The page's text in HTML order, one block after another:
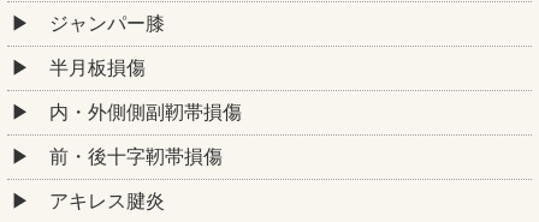
ジャンパー膝
半月板損傷
内・外側側副靭帯損傷
前・後十字靭帯損傷
アキレス腱炎